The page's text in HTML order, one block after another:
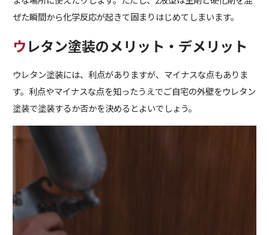
ぜた瞬間から化学反応が起きて固まりはじめてしまいます。
ウレタン塗装のメリット・デメリット
ウレタン塗装には、利点がありますが、マイナスな点もありま
す。利点やマイナスな点を知ったうえでご自宅の外壁をウレタン
塗装で塗装するか否かを決めるとよいでしょう。